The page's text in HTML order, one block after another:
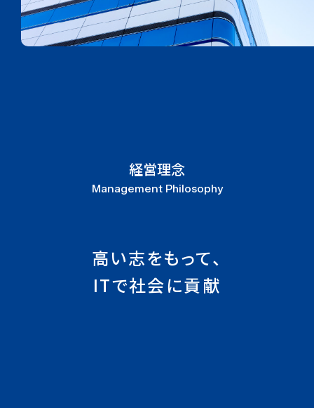
経営理念
Management Philosophy
高い志をもって、
ITで社会に貢献